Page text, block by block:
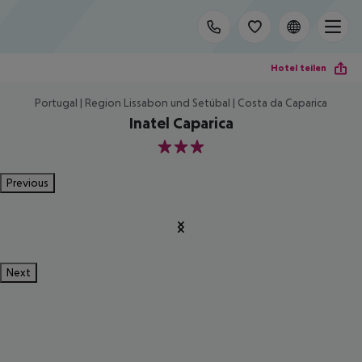
Hotel teilen
Portugal | Region Lissabon und Setúbal | Costa da Caparica
Inatel Caparica
3
Previous
Next